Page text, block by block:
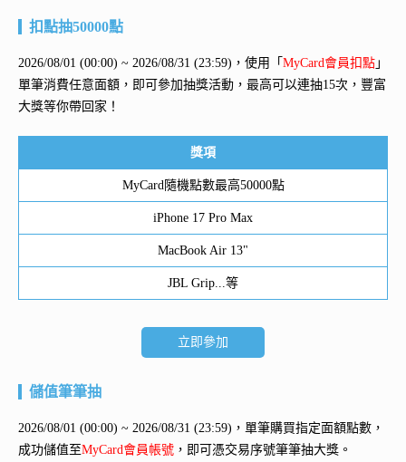
扣點抽50000點
2026/08/01 (00:00) ~ 2026/08/31 (23:59)，使用「 MyCard會員扣點 」
單筆消費任意面額，即可參加抽獎活動，最高可以連抽15次，豐富
大獎等你帶回家！
獎項
MyCard隨機點數最高50000點
iPhone 17 Pro Max
MacBook Air 13"
JBL Grip...等
立即參加
儲值筆筆抽
2026/08/01 (00:00) ~ 2026/08/31 (23:59)，單筆購買指定面額點數，
成功儲值至MyCard會員帳號 ，即可憑交易序號筆筆抽大獎。